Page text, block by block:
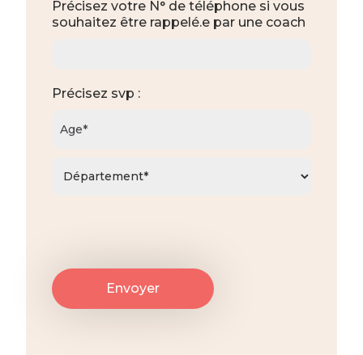
Précisez votre N° de téléphone si vous
souhaitez être rappelé.e par une coach
Précisez svp :